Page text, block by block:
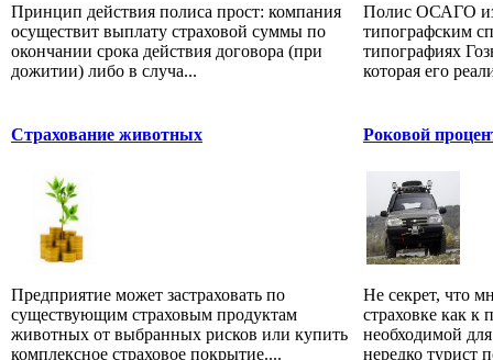
Принцип действия полиса прост: компания
осуществит выплату страховой суммы по
окончании срока действия договора (при
дожитии) либо в случа...
Полис ОСАГО
типографским
типографиях
которая его
Страхование животных
Предприятие может застраховать по
существующим страховым продуктам
животных от выбранных рисков или купить
комплексное страховое покрытие....
Роковой
Не секрет, что
страховке как к
необходимой
нередко турист